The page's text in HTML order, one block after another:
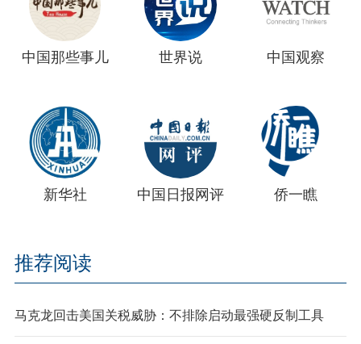
中国那些事儿 世界说 中国观察
新华社 中国日报网评 侨一瞧
推荐阅读
马克龙回击美国关税威胁：不排除启动最强硬反制工具